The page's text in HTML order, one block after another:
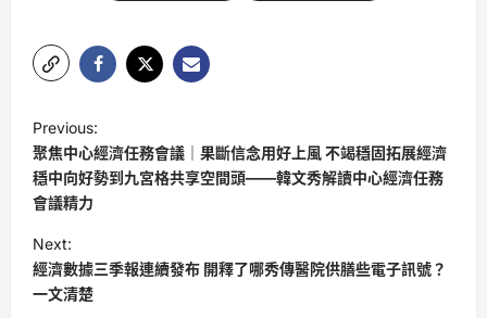
o
s
t
n
a
Previous:
聚焦中心經濟任務會議｜果斷信念用好上風 不竭穩固拓展經濟
穩中向好勢到九宮格共享空間頭——韓文秀解讀中心經濟任務
會議精力
Next:
經濟數據三季報連續發布 開釋了哪秀傳醫院供膳些電子訊號？
一文清楚